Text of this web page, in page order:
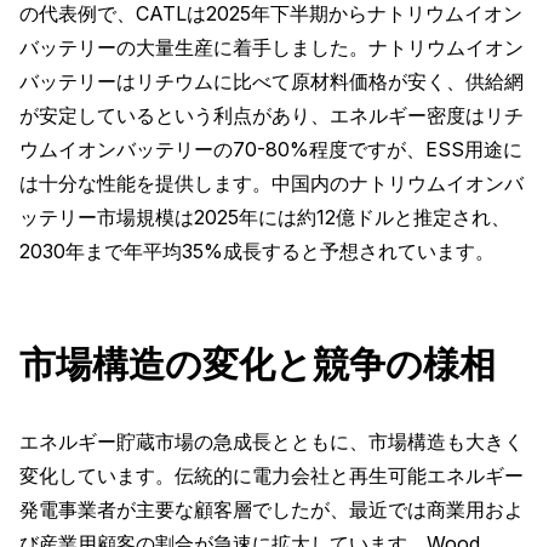
の代表例で、CATLは2025年下半期からナトリウムイオン
バッテリーの大量生産に着手しました。ナトリウムイオン
バッテリーはリチウムに比べて原材料価格が安く、供給網
が安定しているという利点があり、エネルギー密度はリチ
ウムイオンバッテリーの70-80%程度ですが、ESS用途に
は十分な性能を提供します。中国内のナトリウムイオンバ
ッテリー市場規模は2025年には約12億ドルと推定され、
2030年まで年平均35%成長すると予想されています。
市場構造の変化と競争の様相
エネルギー貯蔵市場の急成長とともに、市場構造も大きく
変化しています。伝統的に電力会社と再生可能エネルギー
発電事業者が主要な顧客層でしたが、最近では商業用およ